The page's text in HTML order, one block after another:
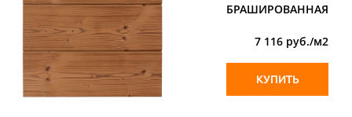
БРАШИРОВАННАЯ
7 116 руб./м2
КУПИТЬ